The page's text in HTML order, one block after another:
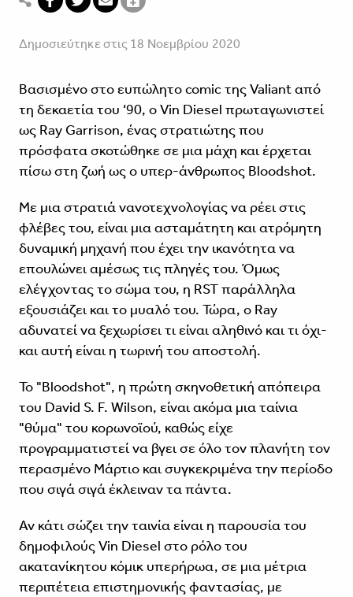
Δημοσιεύτηκε στις 18 Νοεμβρίου 2020
Βασισμένο στο ευπώλητο comic της Valiant από
τη δεκαετία του ‘90, ο Vin Diesel πρωταγωνιστεί
ως Ray Garrison, ένας στρατιώτης που
πρόσφατα σκοτώθηκε σε μια μάχη και έρχεται
πίσω στη ζωή ως ο υπερ-άνθρωπος Bloodshot.
Με μια στρατιά νανοτεχνολογίας να ρέει στις
φλέβες του, είναι μια ασταμάτητη και ατρόμητη
δυναμική μηχανή που έχει την ικανότητα να
επουλώνει αμέσως τις πληγές του. Όμως
ελέγχοντας το σώμα του, η RST παράλληλα
εξουσιάζει και το μυαλό του. Τώρα, ο Ray
αδυνατεί να ξεχωρίσει τι είναι αληθινό και τι όχι-
και αυτή είναι η τωρινή του αποστολή.
Το "Bloodshot", η πρώτη σκηνοθετική απόπειρα
του David S. F. Wilson, είναι ακόμα μια ταίνια
"θύμα" του κορωνοϊού, καθώς είχε
προγραμματιστεί να βγει σε όλο τον πλανήτη τον
περασμένο Μάρτιο και συγκεκριμένα την περίοδο
που σιγά σιγά έκλειναν τα πάντα.
Αν κάτι σώζει την ταινία είναι η παρουσία του
δημοφιλούς Vin Diesel στο ρόλο του
ακατανίκητου κόμικ υπερήρωα, σε μια μέτρια
περιπέτεια επιστημονικής φαντασίας, με